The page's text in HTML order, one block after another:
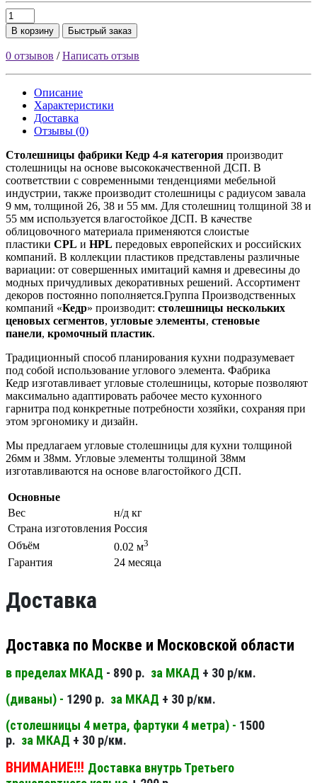
В корзину Быстрый заказ
0 отзывов /Написать отзыв
Описание
Характеристики
Доставка
Отзывы (0)
Столешницы фабрики Кедр 4-я категория производит
столешницы на основе высококачественной ДСП. В
соответствии с современными тенденциями мебельной
индустрии, также производит столешницы с радиусом завала
9 мм, толщиной 26, 38 и 55 мм. Для столешниц толщиной 38 и
55 мм используется влагостойкое ДСП. В качестве
облицовочного материала применяются слоистые
пластики CPL и HPL передовых европейских и российских
компаний. В коллекции пластиков представлены различные
вариации: от совершенных имитаций камня и древесины до
модных причудливых декоративных решений. Ассортимент
декоров постоянно пополняется.Группа Производственных
компаний «Кедр» производит: столешницы нескольких
ценовых сегментов, угловые элементы, стеновые
панели, кромочный пластик.
Традиционный способ планирования кухни подразумевает
под собой использование углового элемента. Фабрика
Кедр изготавливает угловые столешницы, которые позволяют
максимально адаптировать рабочее место кухонного
гарнитра под конкретные потребности хозяйки, сохраняя при
этом эргономику и дизайн.
Мы предлагаем угловые столешницы для кухни толщиной
26мм и 38мм. Угловые элементы толщиной 38мм
изготавливаются на основе влагостойкого ДСП.
Основные
Вес
н/д кг
Страна изготовления Россия
Объём
0.02 м3
Гарантия 24 месяца
Доставка
Доставка по Москве и Московской области
в пределах МКАД - 890 р. за МКАД + 30 р/км.
(диваны) - 1290 р. за МКАД + 30 р/км.
(столешницы 4 метра, фартуки 4 метра) - 1500
р. за МКАД + 30 р/км.
ВНИМАНИЕ!!! Доставка внутрь Третьего